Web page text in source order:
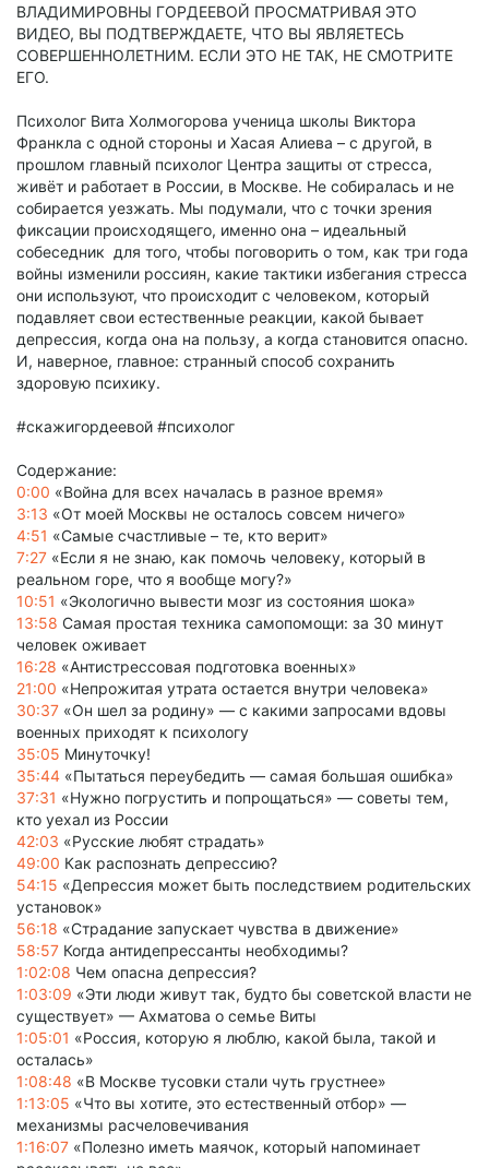
ВЛАДИМИРОВНЫ ГОРДЕЕВОЙ ПРОСМАТРИВАЯ ЭТО
ВИДЕО, ВЫ ПОДТВЕРЖДАЕТЕ, ЧТО ВЫ ЯВЛЯЕТЕСЬ
СОВЕРШЕННОЛЕТНИМ. ЕСЛИ ЭТО НЕ ТАК, НЕ СМОТРИТЕ
ЕГО.
Психолог Вита Холмогорова ученица школы Виктора
Франкла с одной стороны и Хасая Алиева – с другой, в
прошлом главный психолог Центра защиты от стресса,
живёт и работает в России, в Москве. Не собиралась и не
собирается уезжать. Мы подумали, что с точки зрения
фиксации происходящего, именно она – идеальный
собеседник для того, чтобы поговорить о том, как три года
войны изменили россиян, какие тактики избегания стресса
они используют, что происходит с человеком, который
подавляет свои естественные реакции, какой бывает
депрессия, когда она на пользу, а когда становится опасно.
И, наверное, главное: странный способ сохранить
здоровую психику.
#скажигордеевой #психолог
Содержание:
0:00 «Война для всех началась в разное время»
3:13 «От моей Москвы не осталось совсем ничего»
4:51 «Самые счастливые – те, кто верит»
7:27 «Если я не знаю, как помочь человеку, который в
реальном горе, что я вообще могу?»
10:51 «Экологично вывести мозг из состояния шока»
13:58 Самая простая техника самопомощи: за 30 минут
человек оживает
16:28 «Антистрессовая подготовка военных»
21:00 «Непрожитая утрата остается внутри человека»
30:37 «Он шел за родину» — с какими запросами вдовы
военных приходят к психологу
35:05 Минуточку!
35:44 «Пытаться переубедить — самая большая ошибка»
37:31 «Нужно погрустить и попрощаться» — советы тем,
кто уехал из России
42:03 «Русские любят страдать»
49:00 Как распознать депрессию?
54:15 «Депрессия может быть последствием родительских
установок»
56:18 «Страдание запускает чувства в движение»
58:57 Когда антидепрессанты необходимы?
1:02:08 Чем опасна депрессия?
1:03:09 «Эти люди живут так, будто бы советской власти не
существует» — Ахматова о семье Виты
1:05:01 «Россия, которую я люблю, какой была, такой и
осталась»
1:08:48 «В Москве тусовки стали чуть грустнее»
1:13:05 «Что вы хотите, это естественный отбор» —
механизмы расчеловечивания
1:16:07 «Полезно иметь маячок, который напоминает